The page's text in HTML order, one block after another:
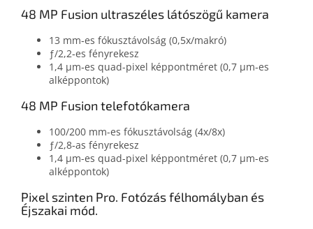
48 MP Fusion ultraszéles látószögű kamera
13 mm‑es fókusztávolság (0,5x/makró)
ƒ/2,2‑es fényrekesz
1,4 μm‑es quad-pixel képpontméret (0,7 μm‑es
alképpontok)
48 MP Fusion telefotókamera
100/200 mm-es fókusztávolság (4x/8x)
ƒ/2,8‑as fényrekesz
1,4 μm-es quad-pixel képpontméret (0,7 μm-es
alképpontok)
Pixel szinten Pro. Fotózás félhomályban és
Éjszakai mód.